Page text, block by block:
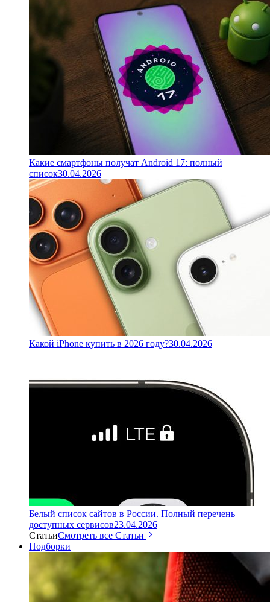
Какие смартфоны получат Android 17: полный
список30.04.2026
Какой iPhone купить в 2026 году?30.04.2026
Белый список сайтов в России. Полный перечень
доступных сервисов23.04.2026
СтатьиСмотреть все Статьи
Подборки